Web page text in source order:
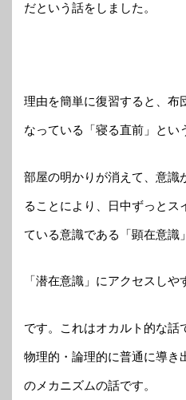
だという話をしました。
理由を簡単に復習すると、布
なっている「寝る直前」とい
部屋の明かりが消えて、意識
ることにより、日中ずっとス
ている意識である「顕在意識
「潜在意識」にアクセスしや
です。これはオカルト的な話
物理的・論理的に普通に導き
のメカニズムの話です。